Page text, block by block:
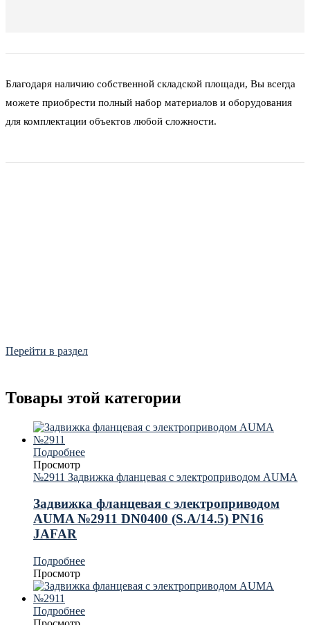
Благодаря наличию собственной складской площади, Вы всегда
можете приобрести полный набор материалов и оборудования
для комплектации объектов любой сложности.
Перейти в раздел
Товары этой категории
Подробнее
Просмотр
№2911 Задвижка фланцевая с электроприводом AUMA
Задвижка фланцевая с электроприводом
AUMA №2911 DN0400 (S.A/14.5) PN16
JAFAR
Подробнее
Просмотр
Подробнее